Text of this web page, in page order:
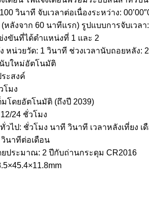
วินาที จับเวลาต่อเนื่องระหว่าง:
ลังจาก 60 นาทีแรก) รูปแบบการจับเวล
งขันที่ได้ตำแหน่งที่ 1 และ 2
หน่วยวัด: 1 วินาที ช่วงเวลานับถอยหลัง:
บใหม่อัตโนมัติ
ะสงค์
มง
โดยอัตโนมัติ (ถึงปี 2039)
24 ชั่วโมง
วไป: ชั่วโมง นาที วินาที เวลาหลังเที่ยง
นาทีต่อเดือน
ยประมาณ: 2 ปีกับถ่านกระดุม CR2016